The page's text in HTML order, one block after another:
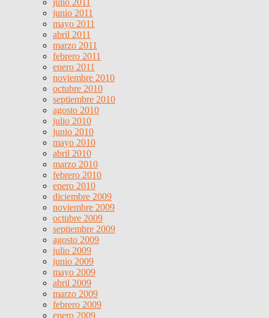
julio 2011
junio 2011
mayo 2011
abril 2011
marzo 2011
febrero 2011
enero 2011
noviembre 2010
octubre 2010
septiembre 2010
agosto 2010
julio 2010
junio 2010
mayo 2010
abril 2010
marzo 2010
febrero 2010
enero 2010
diciembre 2009
noviembre 2009
octubre 2009
septiembre 2009
agosto 2009
julio 2009
junio 2009
mayo 2009
abril 2009
marzo 2009
febrero 2009
enero 2009